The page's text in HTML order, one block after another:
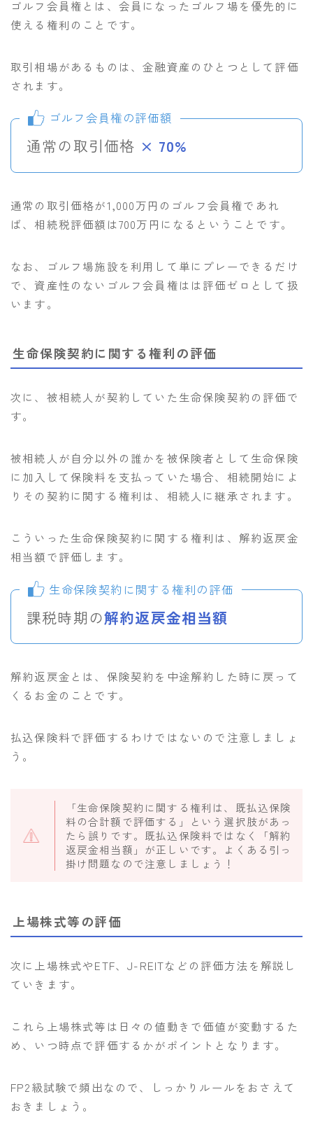
ゴルフ会員権とは、会員になったゴルフ場を優先的に
使える権利のことです。
取引相場があるものは、金融資産のひとつとして評価
されます。
ゴルフ会員権の評価額
通常の取引価格 × 70%
通常の取引価格が1,000万円のゴルフ会員権であれ
ば、相続税評価額は700万円になるということです。
なお、ゴルフ場施設を利用して単にプレーできるだけ
で、資産性のないゴルフ会員権はは評価ゼロとして扱
います。
生命保険契約に関する権利の評価
次に、被相続人が契約していた生命保険契約の評価で
す。
被相続人が自分以外の誰かを被保険者として生命保険
に加入して保険料を支払っていた場合、相続開始によ
りその契約に関する権利は、相続人に継承されます。
こういった生命保険契約に関する権利は、解約返戻金
相当額で評価します。
生命保険契約に関する権利の評価
課税時期の解約返戻金相当額
解約返戻金とは、保険契約を中途解約した時に戻って
くるお金のことです。
払込保険料で評価するわけではないので注意しましょ
う。
「生命保険契約に関する権利は、既払込保険
料の合計額で評価する」という選択肢があっ
たら誤りです。既払込保険料ではなく「解約
返戻金相当額」が正しいです。よくある引っ
掛け問題なので注意しましょう！
上場株式等の評価
次に上場株式やETF、J-REITなどの評価方法を解説し
ていきます。
これら上場株式等は日々の値動きで価値が変動するた
め、いつ時点で評価するかがポイントとなります。
FP2級試験で頻出なので、しっかりルールをおさえて
おきましょう。